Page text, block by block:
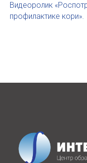
Видеоролик
профилактике кори».